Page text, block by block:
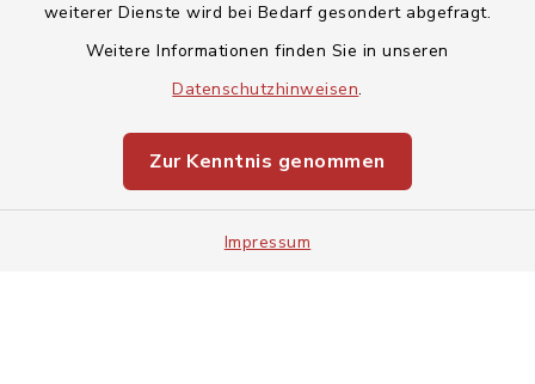
weiterer Dienste wird bei Bedarf gesondert abgefragt.
Weitere Informationen finden Sie in unseren
Datenschutzhinweisen.
Zur Kenntnis genommen
Impressum
Barrierefreiheit
Impressum
Sitemap